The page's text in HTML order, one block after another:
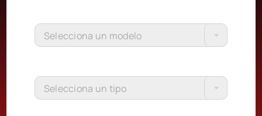
Selecciona un modelo
Selecciona un tipo